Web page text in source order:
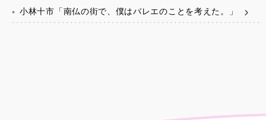
小林十市「南仏の街で、僕はバレエのことを考えた。」